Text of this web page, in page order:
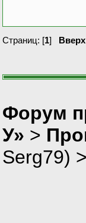
Страниц: [1] Вверх
Форум
У» >
Serg79)